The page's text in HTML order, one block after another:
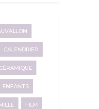
CALENDRIER
CÉRAMIQUE
ENFANTS
FILM